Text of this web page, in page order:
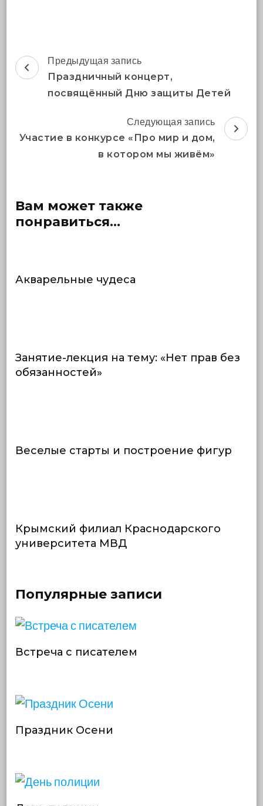
Навигация
по
записям
Предыдущая запись
Праздничный концерт,
посвящённый Дню защиты Детей
Следующая запись
Участие в конкурсе «Про мир и дом,
в котором мы живём»
Вам может также
понравиться...
Акварельные чудеса
Занятие-лекция на тему: «Нет прав без
обязанностей»
Веселые старты и построение фигур
Крымский филиал Краснодарского
университета МВД
Популярные записи
Встреча с писателем
Праздник Осени